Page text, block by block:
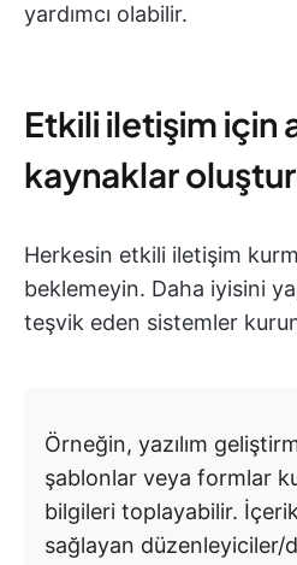
yardımcı olabilir.
Etkili iletişim için
kaynaklar
Herkesin etkili iletişim
beklemeyin. Daha iyisini
teşvik eden sistemler
Örneğin, yazılım
şablonlar veya formlar
bilgileri toplayabilir. İçerik
sağlayan düzenleyiciler/